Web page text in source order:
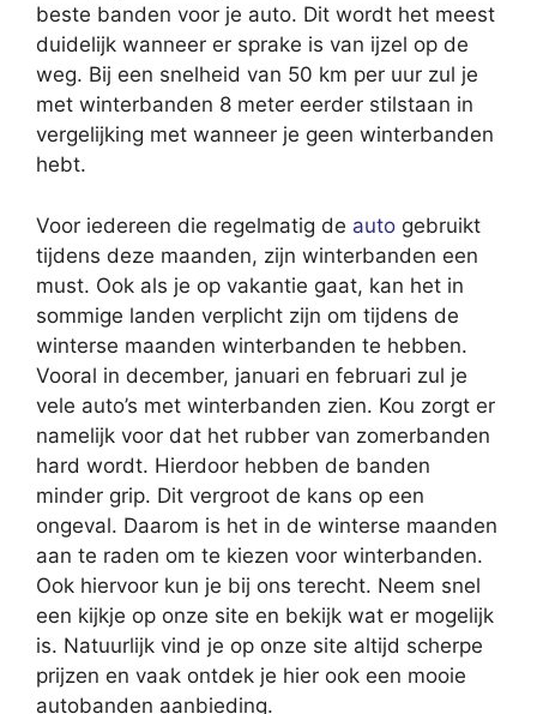
beste banden voor je auto. Dit wordt het meest
duidelijk wanneer er sprake is van ijzel op de
weg. Bij een snelheid van 50 km per uur zul je
met winterbanden 8 meter eerder stilstaan in
vergelijking met wanneer je geen winterbanden
hebt.
Voor iedereen die regelmatig de auto gebruikt
tijdens deze maanden, zijn winterbanden een
must. Ook als je op vakantie gaat, kan het in
sommige landen verplicht zijn om tijdens de
winterse maanden winterbanden te hebben.
Vooral in december, januari en februari zul je
vele auto’s met winterbanden zien. Kou zorgt er
namelijk voor dat het rubber van zomerbanden
hard wordt. Hierdoor hebben de banden
minder grip. Dit vergroot de kans op een
ongeval. Daarom is het in de winterse maanden
aan te raden om te kiezen voor winterbanden.
Ook hiervoor kun je bij ons terecht. Neem snel
een kijkje op onze site en bekijk wat er mogelijk
is. Natuurlijk vind je op onze site altijd scherpe
prijzen en vaak ontdek je hier ook een mooie
autobanden aanbieding.